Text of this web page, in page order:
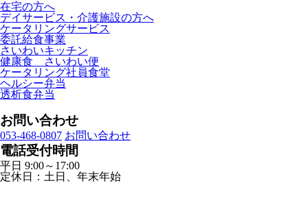
在宅の方へ
デイサービス・介護施設の方へ
ケータリングサービス
委託給食事業
さいわいキッチン
健康食 さいわい便
ケータリング社員食堂
ヘルシー弁当
透析食弁当
お問い合わせ
053-468-0807 お問い合わせ
電話受付時間
平日 9:00～17:00
定休日：土日、年末年始